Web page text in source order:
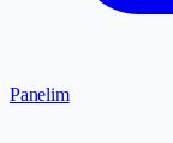
Panelim